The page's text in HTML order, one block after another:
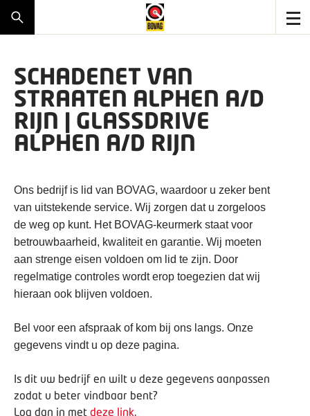
SCHADENET VAN
STRAATEN ALPHEN A/D
RIJN | GLASSDRIVE
ALPHEN A/D RIJN
Ons bedrijf is lid van BOVAG, waardoor u zeker bent
van uitstekende service. Wij zorgen dat u zorgeloos
de weg op kunt. Het BOVAG-keurmerk staat voor
betrouwbaarheid, kwaliteit en garantie. Wij moeten
aan strenge eisen voldoen om lid te zijn. Door
regelmatige controles wordt erop toegezien dat wij
hieraan ook blijven voldoen.
Bel voor een afspraak of kom bij ons langs. Onze
gegevens vindt u op deze pagina.
Is dit uw bedrijf en wilt u deze gegevens aanpassen
zodat u beter vindbaar bent?
Log dan in met deze link.